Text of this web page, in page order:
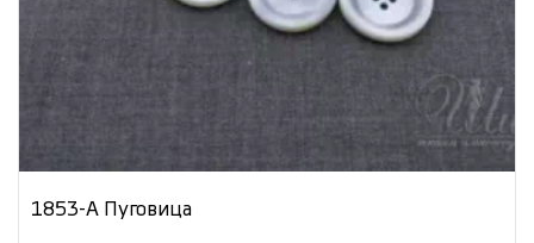
1853-А Пуговица